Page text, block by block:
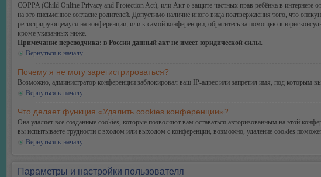
COPPA (Child Online Privacy and Protection Act), или Акт о защите частных прав ребёнка в
на это письменное согласие родителей. Допустимо наличие иного вида подтверждения того, что
регистрирующемуся на конференции, или к самой конференции, обратитесь за помощью к
кроме указанных ниже.
Примечание переводчика: в России данный акт не имеет юридической силы.
Вернуться к началу
Почему я не могу зарегистрироваться?
Возможно, администратор конференции заблокировал ваш IP-адрес или запретил имя, под которым
Вернуться к началу
Что делает функция «Удалить cookies конференции»?
Она удаляет все созданные cookies, которые позволяют вам оставаться авторизованным на этой
вы испытываете трудности с входом или выходом с конференции, возможно, удаление cookies
Вернуться к началу
Параметры и настройки пользователя